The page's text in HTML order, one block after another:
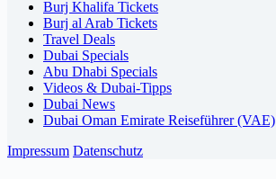
Burj Khalifa Tickets
Burj al Arab Tickets
Travel Deals
Dubai Specials
Abu Dhabi Specials
Videos & Dubai-Tipps
Dubai News
Dubai Oman Emirate Reiseführer (VAE)
Impressum Datenschutz